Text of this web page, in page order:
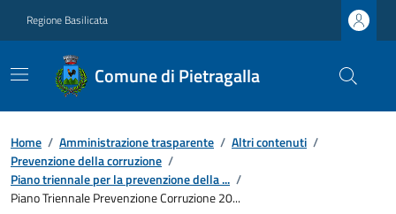
Regione Basilicata
Comune di Pietragalla
Home / Amministrazione trasparente / Altri contenuti /
Prevenzione della corruzione /
Piano triennale per la prevenzione della ... /
Piano Triennale Prevenzione Corruzione 20...